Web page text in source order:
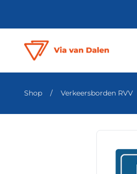
Shop / Verkeersborden RVV